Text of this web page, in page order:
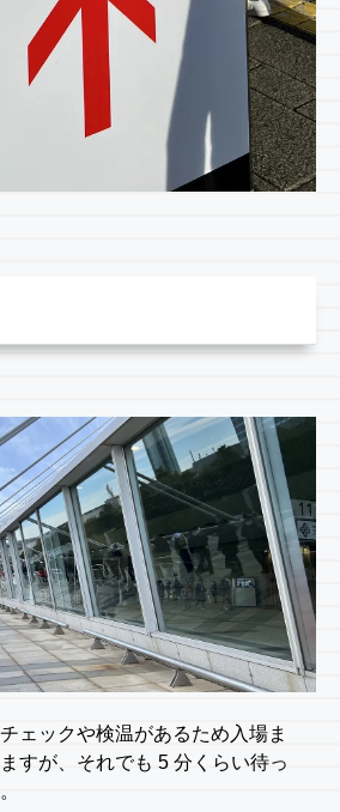
ェックや検温があるため入場ま
すが、それでも 5 分くらい待っ